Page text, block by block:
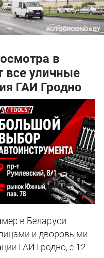
в
все уличные
ГАИ Гродно
в Беларуси
и дворовыми
ГАИ Гродно, с 12